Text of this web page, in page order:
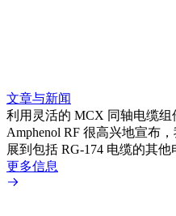
文章与新闻
利用灵活的 MCX 同轴电缆组
Amphenol RF 很高兴地宣布
展到包括 RG-174 电缆的其他
更多信息